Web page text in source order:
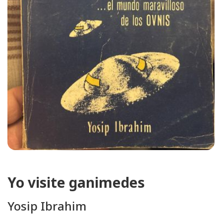
Yo visite ganimedes
Yosip Ibrahim